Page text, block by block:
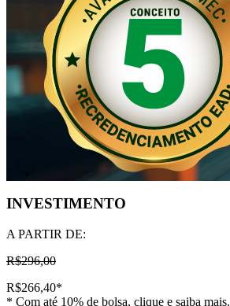
INVESTIMENTO
A PARTIR DE:
R$296,00
R$266,40*
* Com até 10% de bolsa, clique e saiba mais.